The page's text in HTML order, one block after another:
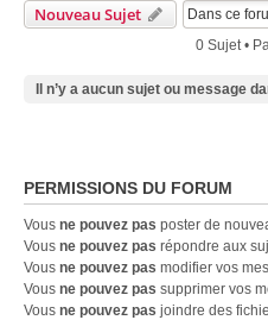
Nouveau Sujet
0 Sujet •
Il n’y a aucun sujet ou message
PERMISSIONS DU FORUM
Vous ne pouvez pas poster de
Vous ne pouvez pas répondre aux
Vous ne pouvez pas modifier vos
Vous ne pouvez pas supprimer vos
Vous ne pouvez pas joindre des